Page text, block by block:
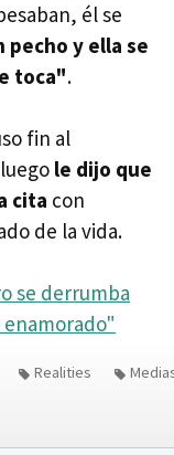
él se
pecho y ella se
toca".
fin al
le dijo que
cita con
de la vida.
se derrumba
enamorado"
Realities